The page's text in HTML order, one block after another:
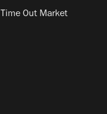
Time Out Market